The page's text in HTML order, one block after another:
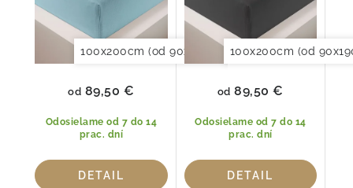
100x200cm (od 90x190 do 120x220cm)
Odosielame od 7 do 14
prac. dní
od 89,50 €
DETAIL
100x200cm (od
Odosielame od 7 do 14
prac. dní
od 89,50 €
DETAIL